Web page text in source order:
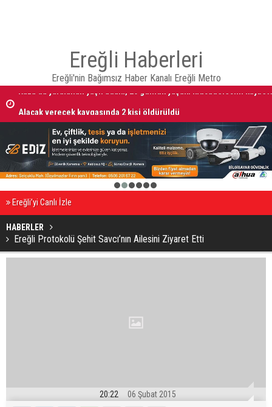
Ereğli Haberleri
Ereğli'nin Bağımsız Haber Kanalı Ereğli Metro
Kaza’da yaralanan yaşlı adam, 25 günlük yaşam mücadelesini
2 3 4 5 6
Ereğli’yi Canlı İzle
HABERLER
Ereğli Protokolü Şehit Savcı’nın Ailesini Ziyaret Etti
20:22 06 Şubat 2015